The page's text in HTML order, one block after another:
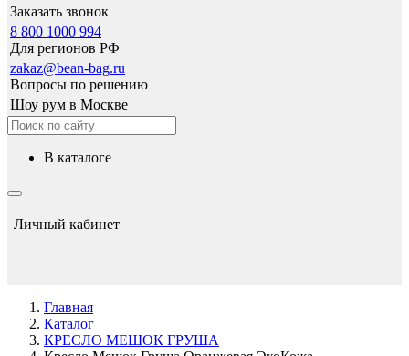
Заказать звонок
8 800 1000 994
Для регионов РФ
zakaz@bean-bag.ru
Вопросы по решению
Шоу рум в Москве
в каталоге
Личный кабинет
Главная
Каталог
КРЕСЛО МЕШОК ГРУША